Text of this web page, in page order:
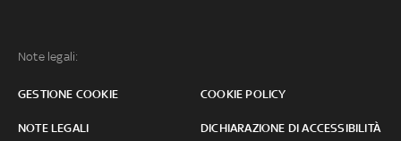
Note legali:
GESTIONE COOKIE COOKIE POLICY
NOTE LEGALI DICHIARAZIONE DI ACCESSIBILITÀ